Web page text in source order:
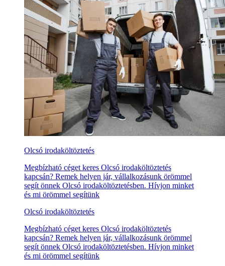
Olcsó irodaköltöztetés
Megbízható céget keres Olcsó irodaköltöztetés
kapcsán? Remek helyen jár, vállalkozásunk örömmel
segít önnek Olcsó irodaköltöztetésben. Hívjon minket
és mi örömmel segítünk
Olcsó irodaköltöztetés
Megbízható céget keres Olcsó irodaköltöztetés
kapcsán? Remek helyen jár, vállalkozásunk örömmel
segít önnek Olcsó irodaköltöztetésben. Hívjon minket
és mi örömmel segítünk